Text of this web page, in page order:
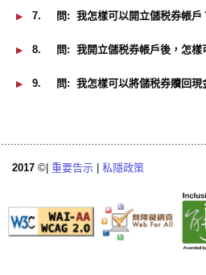
7. 問: 我怎樣可以開立儲税券帳戶
8. 問: 我開立儲税券帳戶後，怎樣
9. 問: 我怎樣可以將儲税券贖回現
2017 ©| 重要告示 私隱政策